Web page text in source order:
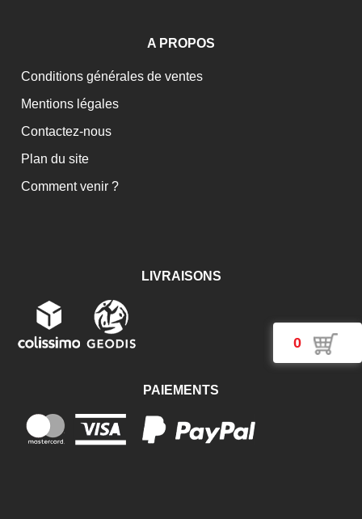
0
A PROPOS
Conditions générales de ventes
Mentions légales
Contactez-nous
Plan du site
Comment venir ?
LIVRAISONS
PAIEMENTS